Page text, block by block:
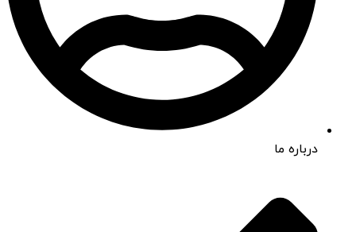
درباره ما